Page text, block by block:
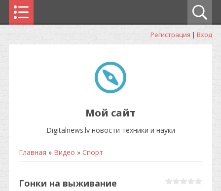
Регистрация | Вход
Мой сайт
Digitalnews.lv новости техники и науки
Главная » Видео » Спорт
Гонки на выживание